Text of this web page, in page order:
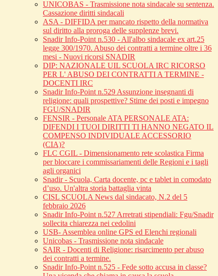
UNICOBAS - Trasmissione nota sindacale su sentenza.
Cassazione diritti sindacali
ASA - DIFFIDA per mancato rispetto della normativa
sul diritto alla proroga delle supplenze brevi.
Snadir Info-Point n.530 - All'albo sindacale ex art.25
legge 300/1970. Abuso dei contratti a termine oltre i 36
mesi - Nuovi ricorsi SNADIR
DIP: NAZIONALE UIL SCUOLA IRC RICORSO
PER L' ABUSO DEI CONTRATTI A TERMINE -
DOCENTI IRC
Snadir Info-Point n.529 Assunzione insegnanti di
religione: quali prospettive? Stime dei posti e impegno
FGU/SNADIR
FENSIR - Personale ATA PERSONALE ATA:
DIFENDI I TUOI DIRITTI TI HANNO NEGATO IL
COMPENSO INDIVIDUALE ACCESSORIO
(CIA)?
FLC CGIL - Dimensionamento rete scolastica Firma
per bloccare i commissariamenti delle Regioni e i tagli
agli organici
Snadir - Scuola, Carta docente, pc e tablet in comodato
d’uso. Un'altra storia battaglia vinta
CISL SCUOLA News dal sindacato, N.2 del 5
febbraio 2026
Snadir Info-Point n.527 Arretrati stipendiali: Fgu/Snadir
sollecita chiarezza nei cedolini
USB- Assemblea online GPS ed Elenchi regionali
Unicobas - Trasmissione nota sindacale
SAIR - Docenti di Religione: risarcimento per abuso
dei contratti a termine.
Snadir Info-Point n.525 - Fede sotto accusa in classe?